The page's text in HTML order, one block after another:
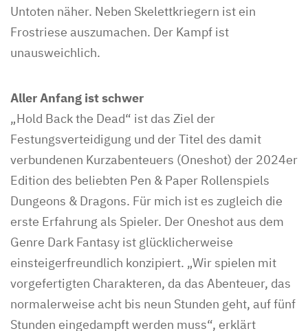
Untoten näher. Neben Skelettkriegern ist ein
Frostriese auszumachen. Der Kampf ist
unausweichlich.
Aller Anfang ist schwer
„Hold Back the Dead“ ist das Ziel der
Festungsverteidigung und der Titel des damit
verbundenen Kurzabenteuers (Oneshot) der 2024er
Edition des beliebten Pen & Paper Rollenspiels
Dungeons & Dragons. Für mich ist es zugleich die
erste Erfahrung als Spieler. Der Oneshot aus dem
Genre Dark Fantasy ist glücklicherweise
einsteigerfreundlich konzipiert. „Wir spielen mit
vorgefertigten Charakteren, da das Abenteuer, das
normalerweise acht bis neun Stunden geht, auf fünf
Stunden eingedampft werden muss“, erklärt